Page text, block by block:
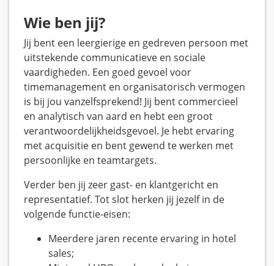
Wie ben jij?
Jij bent een leergierige en gedreven persoon met
uitstekende communicatieve en sociale
vaardigheden. Een goed gevoel voor
timemanagement en organisatorisch vermogen
is bij jou vanzelfsprekend! Jij bent commercieel
en analytisch van aard en hebt een groot
verantwoordelijkheidsgevoel. Je hebt ervaring
met acquisitie en bent gewend te werken met
persoonlijke en teamtargets.
Verder ben jij zeer gast- en klantgericht en
representatief. Tot slot herken jij jezelf in de
volgende functie-eisen:
Meerdere jaren recente ervaring in hotel
sales;